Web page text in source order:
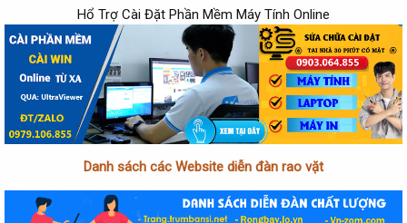
Hổ Trợ Cài Đặt Phần Mềm Máy Tính Online
Danh sách các Website diễn đàn rao vặt